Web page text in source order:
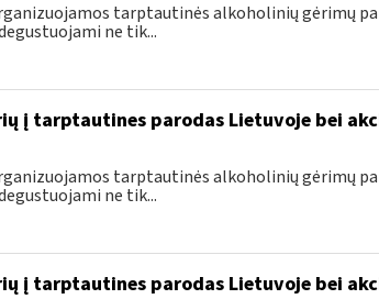
tarptautinės alkoholinių gėrimų
ne tik...
į tarptautines parodas Lietuvoje bei
tarptautinės alkoholinių gėrimų
ne tik...
į tarptautines parodas Lietuvoje bei